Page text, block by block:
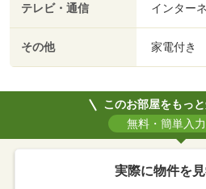
テレビ・通信 インター
その他 家電付き
このお部屋をもっ
無料・簡単入
実際に物件を